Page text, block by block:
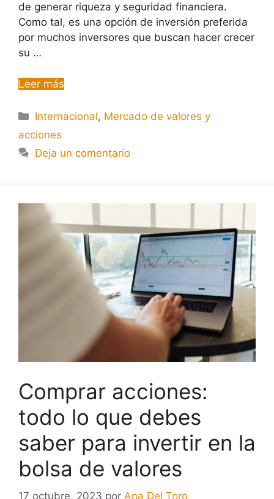
de generar riqueza y seguridad financiera.
Como tal, es una opción de inversión preferida
por muchos inversores que buscan hacer crecer
su …
Leer más
Internacional, Mercado de valores y
acciones
Deja un comentario
Comprar acciones:
todo lo que debes
saber para invertir en la
bolsa de valores
17 octubre, 2023 por Ana Del Toro